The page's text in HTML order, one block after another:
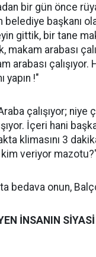
bir gün önce
belediye başkanı
gittik, bir tane
makam arabası
arabası çalışıyor.
yapın !"
çalışıyor; niye
İçeri hani
klimasını 3
veriyor
bedava onun,
İNSANIN